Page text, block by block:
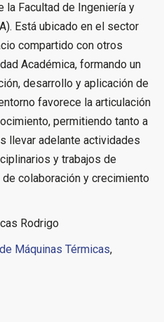
la Facultad de Ingeniería y
Está ubicado en el sector
compartido con otros
Académica, formando un
desarrollo y aplicación de
favorece la articulación
permitiendo tanto a
llevar adelante actividades
y trabajos de
colaboración y crecimiento
Rodrigo
Máquinas Térmicas,